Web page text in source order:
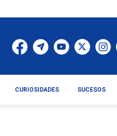
CURIOSIDADES SUCESOS